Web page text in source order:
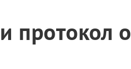
протокол о